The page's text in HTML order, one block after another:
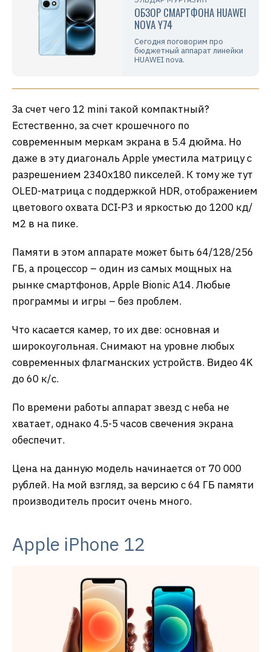
ОБЗОР СМАРТФОНА HUAWEI
NOVA Y74
Сегодня поговорим про
бюджетный аппарат линейки
HUAWEI nova.
За счет чего 12 mini такой компактный?
Естественно, за счет крошечного по
современным меркам экрана в 5.4 дюйма. Но
даже в эту диагональ Apple уместила матрицу с
разрешением 2340х180 пикселей. К тому же тут
OLED-матрица с поддержкой HDR, отображением
цветового охвата DCI-P3 и яркостью до 1200 кд/
м2 в на пике.
Памяти в этом аппарате может быть 64/128/256
ГБ, а процессор – один из самых мощных на
рынке смартфонов, Apple Bionic A14. Любые
программы и игры – без проблем.
Что касается камер, то их две: основная и
широкоугольная. Снимают на уровне любых
современных флагманских устройств. Видео 4K
до 60 к/с.
По времени работы аппарат звезд с неба не
хватает, однако 4.5-5 часов свечения экрана
обеспечит.
Цена на данную модель начинается от 70 000
рублей. На мой взгляд, за версию с 64 ГБ памяти
производитель просит очень много.
Apple iPhone 12